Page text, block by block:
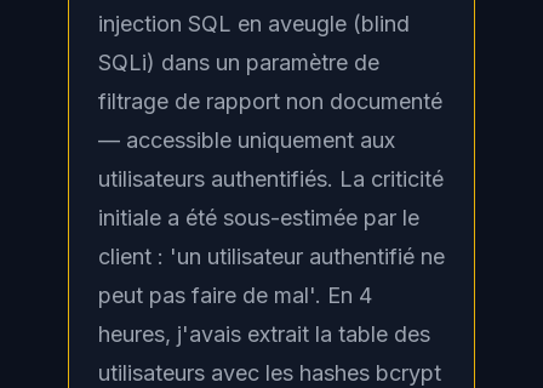
injection SQL en aveugle (blind
SQLi) dans un paramètre de
filtrage de rapport non documenté
— accessible uniquement aux
utilisateurs authentifiés. La criticité
initiale a été sous-estimée par le
client : 'un utilisateur authentifié ne
peut pas faire de mal'. En 4
heures, j'avais extrait la table des
utilisateurs avec les hashes bcrypt